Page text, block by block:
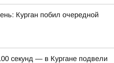
Курган побил очередной
секунд — в Кургане подвели